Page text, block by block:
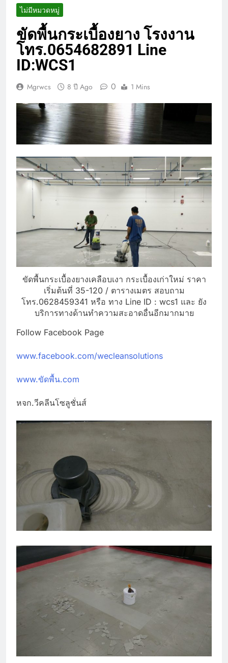
ไม่มีหมวดหมู่
ขัดพื้นกระเบื้องยาง โรงงาน
โทร.0654682891 Line
ID:WCS1
Mgrwcs 8 ปี Ago 0 1 Mins
ขัดพื้นกระเบื้องยางเคลือบเงา กระเบื้องเก่าใหม่ ราคา
เริ่มต้นที่ 35-120 / ตารางเมตร สอบถาม
โทร.0628459341 หรือ ทาง Line ID : wcs1 และ ยัง
บริการทางด้านทำความสะอาดอื่นอีกมากมาย
Follow Facebook Page
www.facebook.com/wecleansolutions
www.ขัดพื้น.com
หจก.วีคลีนโซลูชั่นส์